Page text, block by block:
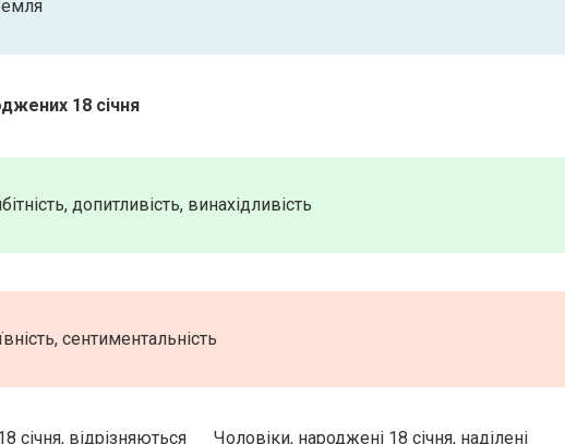
18 січня
допитливість, винахідливість
сентиментальність
січня, відрізняються
Чоловіки, народжені 18 січня, наділені